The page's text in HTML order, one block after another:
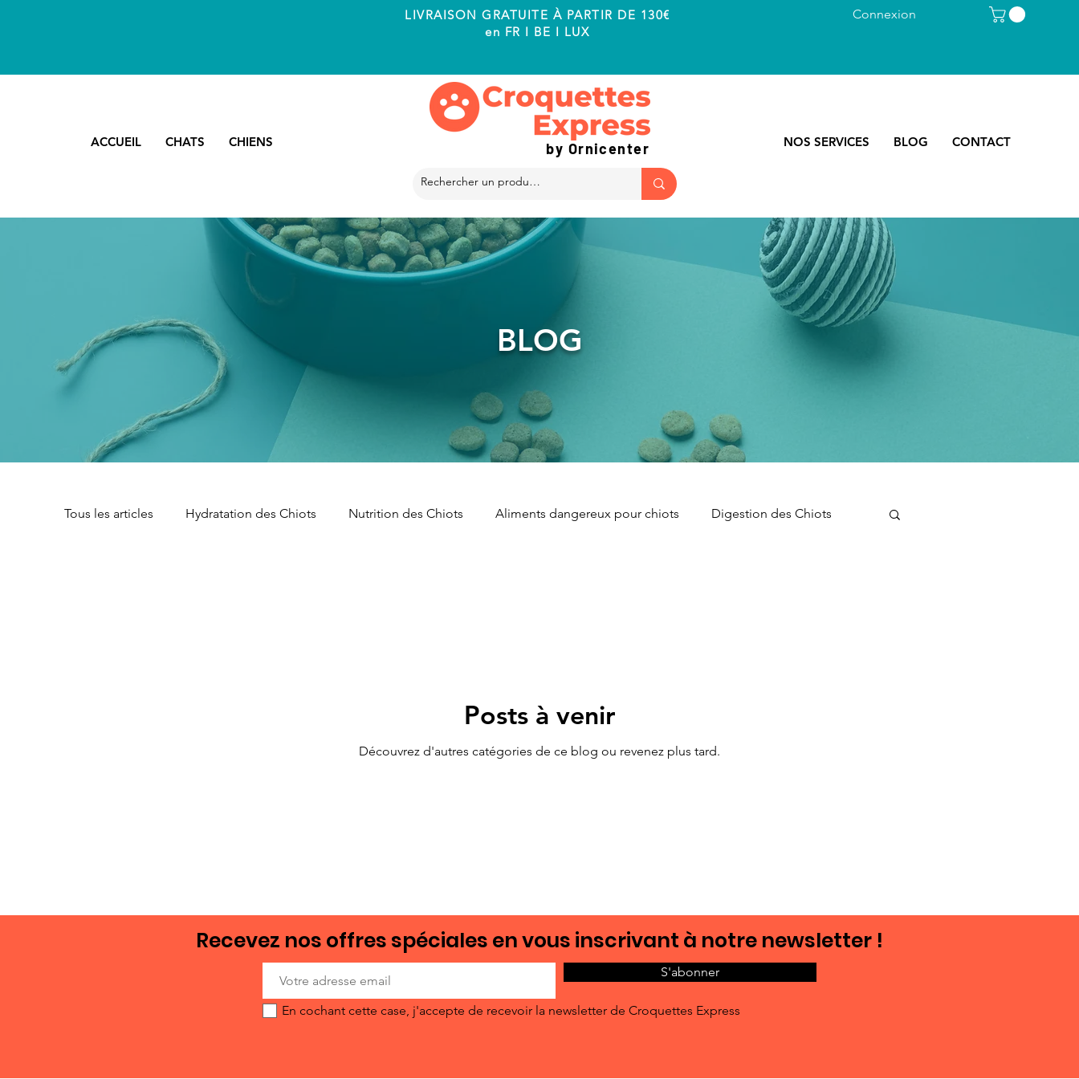
LIVRAISON GRATUITE À PARTIR DE 130€
en FR I BE I LUX
Connexion
CHIENS
CHATS
ACCUEIL by Ornicenter CONTACT
BLOG
NOS SERVICES
BLOG
Tous les articles Hydratation des Chiots Nutrition des Chiots Aliments dangereux pour chiots Digestion des Chiots
Posts à venir
Découvrez d'autres catégories de ce blog ou revenez plus tard.
Recevez nos offres spéciales en vous inscrivant à notre newsletter !
S'abonner
En cochant cette case, j'accepte de recevoir la newsletter de Croquettes Express